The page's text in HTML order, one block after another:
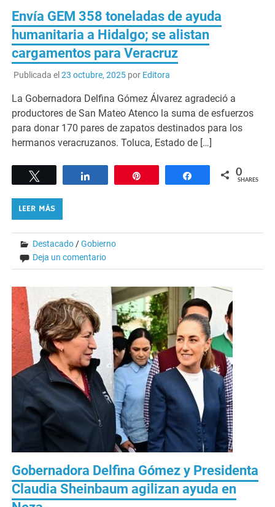
Envía GEM 358 toneladas de ayuda
humanitaria a Hidalgo; se alistan
cargamentos para Veracruz
Publicada el23 octubre, 2025por Editora
La Gobernadora Delfina Gómez Álvarez agradeció a
productores de San Mateo Atenco la suma de esfuerzos
para donar 170 pares de zapatos destinados para los
hermanos veracruzanos. Toluca, Estado de […]
Share 0
SHARES
LEER MÁS
Destacado /Gobierno
Deja un comentario
Gobernadora Delfina Gómez y Presidenta
Claudia Sheinbaum agilizan ayuda en